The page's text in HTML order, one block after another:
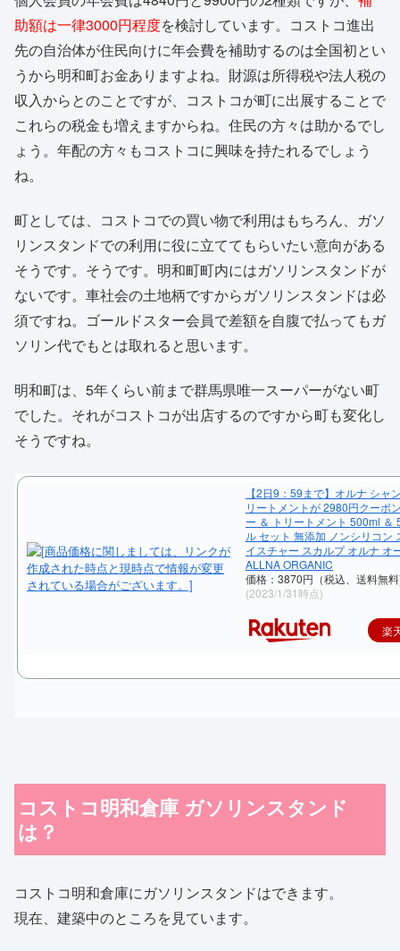
助額は一律3000円程度を検討しています。コストコ進出
先の自治体が住民向けに年会費を補助するのは全国初とい
うから明和町お金ありますよね。財源は所得税や法人税の
収入からとのことですが、コストコが町に出展することで
これらの税金も増えますからね。住民の方々は助かるでし
ょう。年配の方々もコストコに興味を持たれるでしょう
ね。
町としては、コストコでの買い物で利用はもちろん、ガソ
リンスタンドでの利用に役に立ててもらいたい意向がある
そうです。そうです。明和町町内にはガソリンスタンドが
ないです。車社会の土地柄ですからガソリンスタンドは必
須ですね。ゴールドスター会員で差額を自腹で払ってもガ
ソリン代でもとは取れると思います。
明和町は、5年くらい前まで群馬県唯一スーパーがない町
でした。それがコストコが出店するのですから町も変化し
そうですね。
【2日9：59まで】オルナ シャ
リートメントが 2980円クーポ
ー ＆ トリートメント 500ml ＆
ル セット 無添加 ノンシリコン
イスチャー スカルプ オルナ オ
ALLNA ORGANIC
価格：3870円（税込、送料無
(2023/1/31時点)
楽
コストコ明和倉庫 ガソリンスタンド
は？
コストコ明和倉庫にガソリンスタンドはできます。
現在、建築中のところを見ています。